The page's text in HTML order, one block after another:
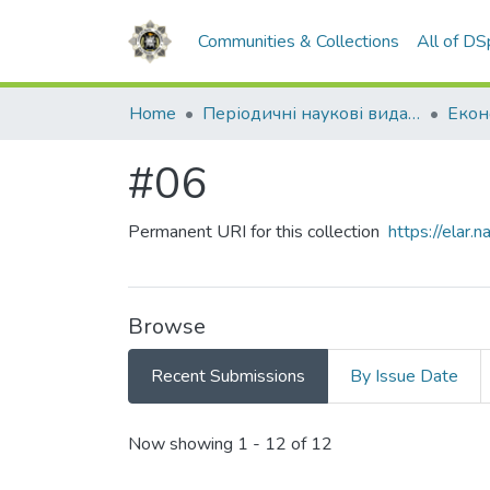
Communities & Collections All of
Home Періодичні наукові видання НАВС
#06
Permanent URI for this collection https://
Browse
Recent Submissions By Issue Date
Recent Submissions
Now showing 1 - 12 of 12